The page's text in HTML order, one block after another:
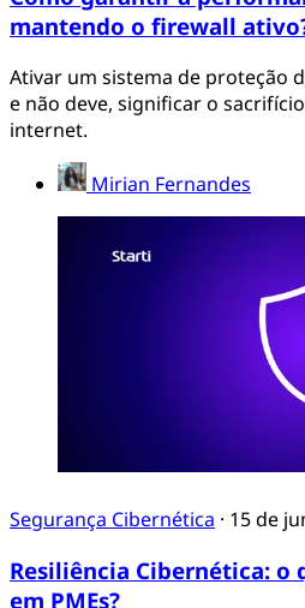
mantendo o firewall
Ativar um sistema de proteção
e não deve, significar o
internet.
Mirian Fernandes
Segurança Cibernética · 15 de
Resiliência Cibernética: o
em PMEs?